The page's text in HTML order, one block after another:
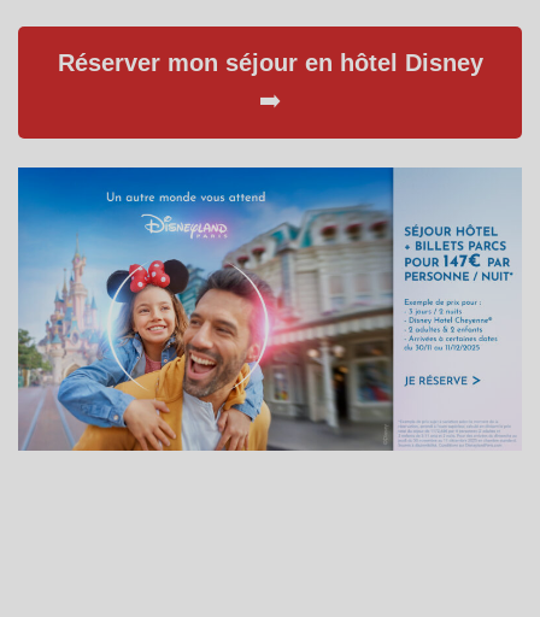
Réserver mon séjour en hôtel Disney
➡️​